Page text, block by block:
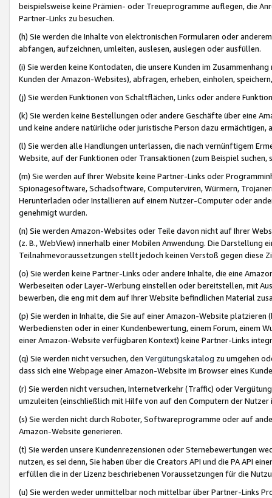
beispielsweise keine Prämien- oder Treueprogramme auflegen, die
Partner-Links zu besuchen.
(h) Sie werden die Inhalte von elektronischen Formularen oder
abfangen, aufzeichnen, umleiten, auslesen, auslegen oder ausfüllen.
(i) Sie werden keine Kontodaten, die unsere Kunden im
Kunden der Amazon-Websites), abfragen, erheben, einholen,
(j) Sie werden Funktionen von Schaltflächen, Links oder andere
(k) Sie werden keine Bestellungen oder andere Geschäfte über eine
und keine andere natürliche oder juristische Person dazu
(l) Sie werden alle Handlungen unterlassen, die nach vernünftigem
Website, auf der Funktionen oder Transaktionen (zum Beispiel
(m) Sie werden auf Ihrer Website keine Partner-Links oder
Spionagesoftware, Schadsoftware, Computerviren, Würmern,
Herunterladen oder Installieren auf einem Nutzer-Computer oder
genehmigt wurden.
(n) Sie werden Amazon-Websites oder Teile davon nicht auf Ihrer
(z. B., WebView) innerhalb einer Mobilen Anwendung. Die Darstellung
Teilnahmevoraussetzungen stellt jedoch keinen Verstoß gegen diese
(o) Sie werden keine Partner-Links oder andere Inhalte, die eine
Werbeseiten oder Layer-Werbung einstellen oder bereitstellen, mit
bewerben, die eng mit dem auf Ihrer Website befindlichen Material
(p) Sie werden in Inhalte, die Sie auf einer Amazon-Website
Werbediensten oder in einer Kundenbewertung, einem Forum, einem
einer Amazon-Website verfügbaren Kontext) keine Partner-Links
(q) Sie werden nicht versuchen, den Vergütungskatalog zu umgehen
dass sich eine Webpage einer Amazon-Website im Browser eines
(r) Sie werden nicht versuchen, Internetverkehr (Traffic) oder
umzuleiten (einschließlich mit Hilfe von auf den Computern der
(s) Sie werden nicht durch Roboter, Softwareprogramme oder auf
Amazon-Website generieren.
(t) Sie werden unsere Kundenrezensionen oder Sternebewertungen
nutzen, es sei denn, Sie haben über die Creators API und die PA API
erfüllen die in der Lizenz beschriebenen Voraussetzungen für die
(u) Sie werden weder unmittelbar noch mittelbar über Partner-Links